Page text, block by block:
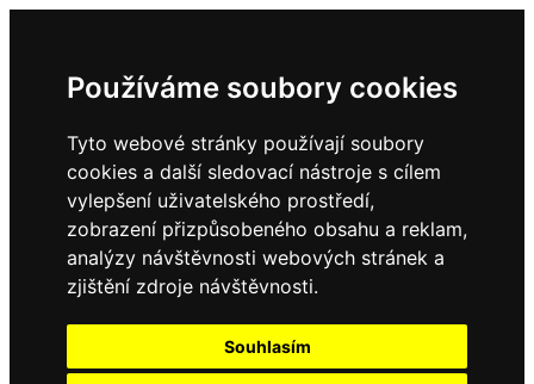
Používáme soubory cookies
Tyto webové stránky používají soubory
cookies a další sledovací nástroje s cílem
vylepšení uživatelského prostředí,
zobrazení přizpůsobeného obsahu a reklam,
analýzy návštěvnosti webových stránek a
zjištění zdroje návštěvnosti.
Souhlasím